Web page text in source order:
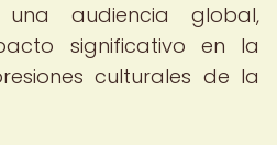
audiencia global,
significativo en la
culturales de la